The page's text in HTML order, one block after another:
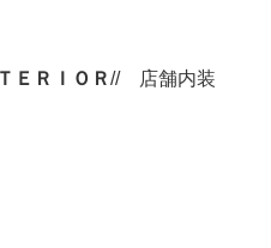
ＥＲＩＯＲ// 店舗内装